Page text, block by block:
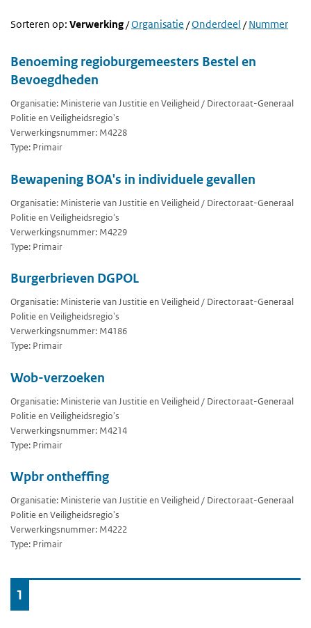
Sorteren op: Verwerking/Organisatie /Onderdeel /Nummer
Benoeming regioburgemeesters Bestel en
Bevoegdheden
Organisatie: Ministerie van Justitie en Veiligheid / Directoraat-Generaal
Politie en Veiligheidsregio's
Verwerkingsnummer: M4228
Type: Primair
Bewapening BOA's in individuele gevallen
Organisatie: Ministerie van Justitie en Veiligheid / Directoraat-Generaal
Politie en Veiligheidsregio's
Verwerkingsnummer: M4229
Type: Primair
Burgerbrieven DGPOL
Organisatie: Ministerie van Justitie en Veiligheid / Directoraat-Generaal
Politie en Veiligheidsregio's
Verwerkingsnummer: M4186
Type: Primair
Wob-verzoeken
Organisatie: Ministerie van Justitie en Veiligheid / Directoraat-Generaal
Politie en Veiligheidsregio's
Verwerkingsnummer: M4214
Type: Primair
Wpbr ontheffing
Organisatie: Ministerie van Justitie en Veiligheid / Directoraat-Generaal
Politie en Veiligheidsregio's
Verwerkingsnummer: M4222
Type: Primair
naar
1